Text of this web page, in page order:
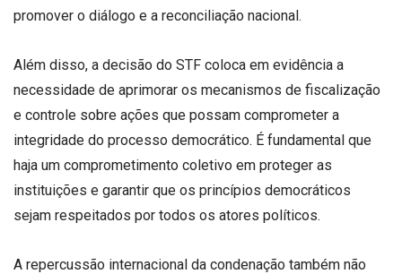
promover o diálogo e a reconciliação nacional.
Além disso, a decisão do STF coloca em evidência a
necessidade de aprimorar os mecanismos de fiscalização
e controle sobre ações que possam comprometer a
integridade do processo democrático. É fundamental que
haja um comprometimento coletivo em proteger as
instituições e garantir que os princípios democráticos
sejam respeitados por todos os atores políticos.
A repercussão internacional da condenação também não